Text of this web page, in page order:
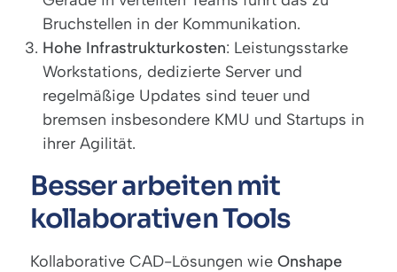
Bruchstellen in der Kommunikation.
Hohe Infrastrukturkosten: Leistungsstarke
Workstations, dedizierte Server und
regelmäßige Updates sind teuer und
bremsen insbesondere KMU und Startups in
ihrer Agilität.
Besser arbeiten mit
kollaborativen Tools
Kollaborative CAD-Lösungen wie Onshape